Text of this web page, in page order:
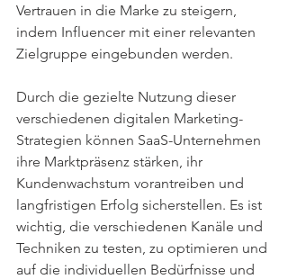
Vertrauen in die Marke zu steigern,
indem Influencer mit einer relevanten
Zielgruppe eingebunden werden.
Durch die gezielte Nutzung dieser
verschiedenen digitalen Marketing-
Strategien können SaaS-Unternehmen
ihre Marktpräsenz stärken, ihr
Kundenwachstum vorantreiben und
langfristigen Erfolg sicherstellen. Es ist
wichtig, die verschiedenen Kanäle und
Techniken zu testen, zu optimieren und
auf die individuellen Bedürfnisse und